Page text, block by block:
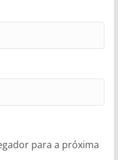
para a próxima